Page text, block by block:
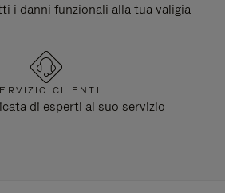
i danni funzionali alla tua valigia
CLIENTI
di esperti al suo servizio